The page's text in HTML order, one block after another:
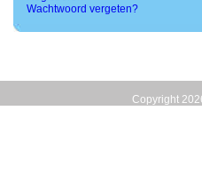
Wachtwoord vergeten?
Copyright